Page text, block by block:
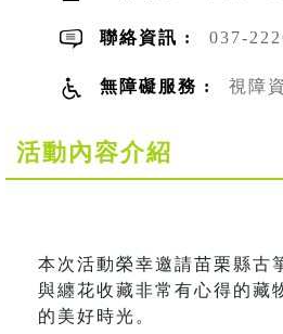
聯絡資訊 : 037-
無障礙服務 : 視障
活動內容介紹
本次活動榮幸邀請苗栗縣古
與纏花收藏非常有心得的藏
的美好時光。